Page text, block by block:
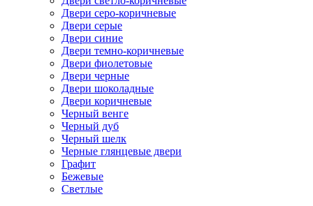
Двери серо-коричневые
Двери серые
Двери синие
Двери темно-коричневые
Двери фиолетовые
Двери черные
Двери шоколадные
Двери коричневые
Черный венге
Черный дуб
Черный шелк
Черные глянцевые двери
Графит
Бежевые
Светлые